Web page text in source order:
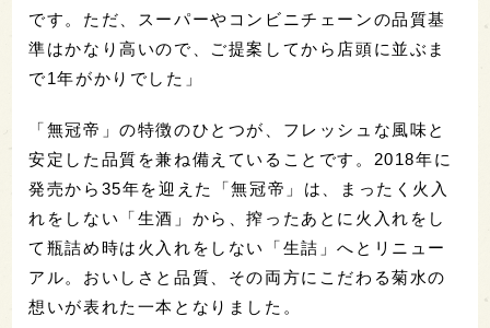
です。ただ、スーパーやコンビニチェーンの品質基
準はかなり高いので、ご提案してから店頭に並ぶま
で1年がかりでした」
「無冠帝」の特徴のひとつが、フレッシュな風味と
安定した品質を兼ね備えていることです。2018年に
発売から35年を迎えた「無冠帝」は、まったく火入
れをしない「生酒」から、搾ったあとに火入れをし
て瓶詰め時は火入れをしない「生詰」へとリニュー
アル。おいしさと品質、その両方にこだわる菊水の
想いが表れた一本となりました。